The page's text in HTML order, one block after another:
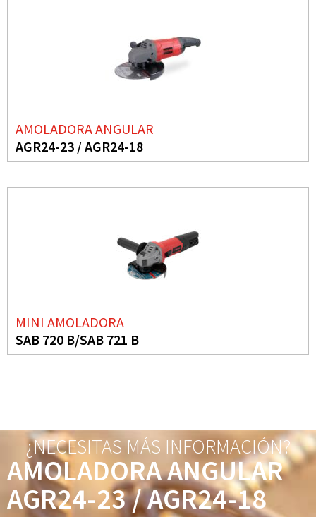
AMOLADORA ANGULAR
AGR24-23 / AGR24-18
MINI AMOLADORA
SAB 720 B/SAB 721 B
¿NECESITAS MÁS INFORMACIÓN?
AMOLADORA ANGULAR
AGR24-23 / AGR24-18